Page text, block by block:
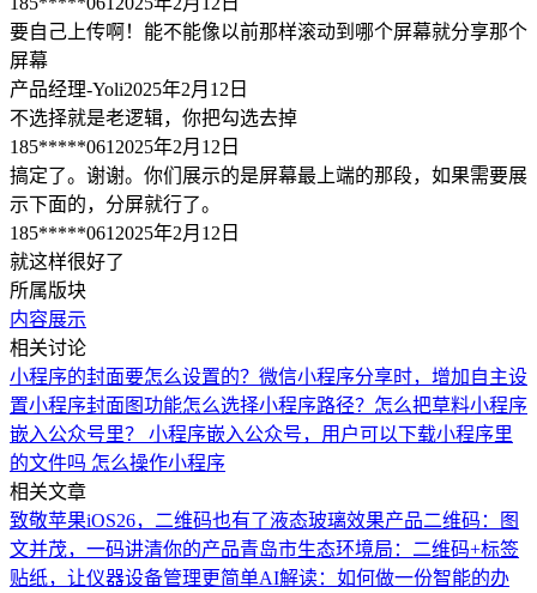
要自己上传啊！能不能像以前那样滚动到哪个屏幕就分享那个
屏幕
产品经理-Yoli2025年2月12日
不选择就是老逻辑，你把勾选去掉
185*****061 2025年2月12日
搞定了。谢谢。你们展示的是屏幕最上端的那段，如果需要展
示下面的，分屏就行了。
185*****061 2025年2月12日
就这样很好了
所属版块
内容展示
相关讨论
小程序的封面要怎么设置的？ 微信小程序分享时，增加自主设
置小程序封面图功能怎么选择小程序路径？怎么把草料小程序
嵌入公众号里？ 小程序嵌入公众号，用户可以下载小程序里
的文件吗 怎么操作小程序
相关文章
致敬苹果iOS26，二维码也有了液态玻璃效果产品二维码：图
文并茂，一码讲清你的产品青岛市生态环境局：二维码+标签
贴纸，让仪器设备管理更简单AI解读：如何做一份智能的办